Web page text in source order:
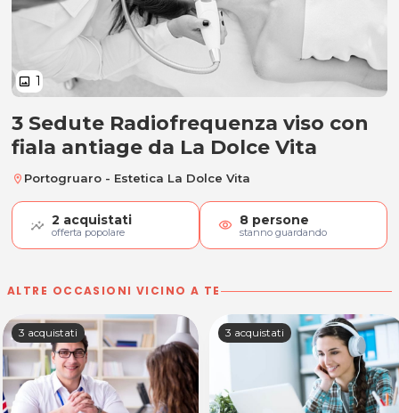
image 1
3 Sedute Radiofrequenza viso
3 Sedute Radiofrequenza viso con
fiala antiage da La Dolce Vita
location_on Portogruaro - Estetica La Dolce Vita
2 acquistati
offerta popolare visibility 8 persone
stanno guardando
ALTRE OCCASIONI VICINO A TE
3 acquistati 3 acquistati